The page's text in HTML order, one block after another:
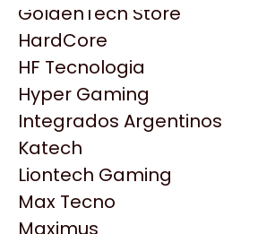
HP
HyperX
INNO3D
Intel
Kingston
Lenovo
Logitech
MSI
GoldenTech Store
HardCore
HF Tecnologia
Hyper Gaming
Integrados Argentinos
Katech
Liontech Gaming
Max Tecno
Maximus